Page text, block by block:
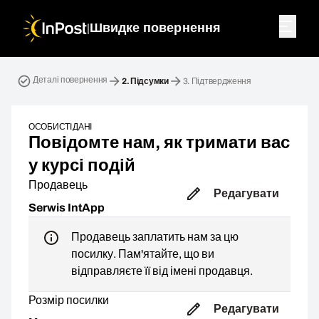
| Швидке повернення
Деталі повернення 2. Підсумки 3. Підтвердження
ОСОБИСТІ ДАНІ
Повідомте нам, як тримати вас
у курсі подій
Продавець
Serwis IntApp
Редагувати
Продавець заплатить нам за цю
посилку. Пам'ятайте, що ви
відправляєте її від імені продавця.
Розмір посилки
Редагувати